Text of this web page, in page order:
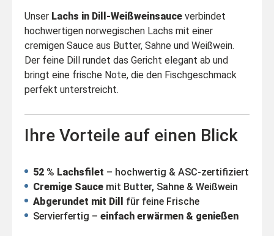
Unser Lachs in Dill-Weißweinsauce verbindet
hochwertigen norwegischen Lachs mit einer
cremigen Sauce aus Butter, Sahne und Weißwein.
Der feine Dill rundet das Gericht elegant ab und
bringt eine frische Note, die den Fischgeschmack
perfekt unterstreicht.
Ihre Vorteile auf einen Blick
52 % Lachsfilet – hochwertig & ASC-zertifiziert
Cremige Sauce mit Butter, Sahne & Weißwein
Abgerundet mit Dill
für feine Frische
Servierfertig – einfach erwärmen & genießen